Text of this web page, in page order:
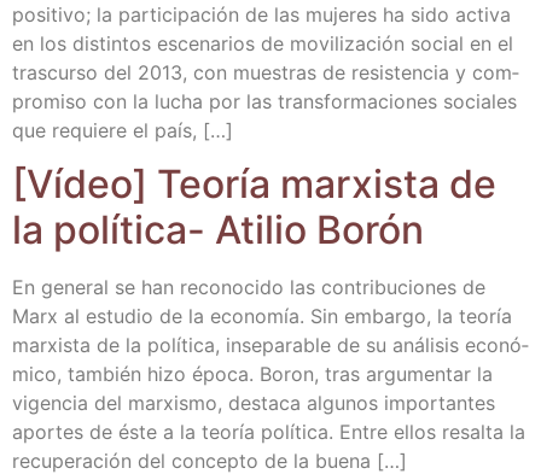
posi­ti­vo; la par­ti­ci­pa­ción de las muje­res ha sido acti­va
en los dis­tin­tos esce­na­rios de movi­li­za­ción social en el
tras­cur­so del 2013, con mues­tras de resis­ten­cia y com­
pro­mi­so con la lucha por las trans­for­ma­cio­nes socia­les
que requie­re el país, […]
[Vídeo] Teo­ría mar­xis­ta de
la polí­ti­ca- Ati­lio Borón
En gene­ral se han reco­no­ci­do las con­tri­bu­cio­nes de
Marx al estu­dio de la eco­no­mía. Sin embar­go, la teo­ría
mar­xis­ta de la polí­ti­ca, inse­pa­ra­ble de su aná­li­sis eco­nó­
mi­co, tam­bién hizo épo­ca. Boron, tras argu­men­tar la
vigen­cia del mar­xis­mo, des­ta­ca algu­nos impor­tan­tes
apor­tes de éste a la teo­ría polí­ti­ca. Entre ellos resal­ta la
recu­pe­ra­ción del con­cep­to de la buena […]